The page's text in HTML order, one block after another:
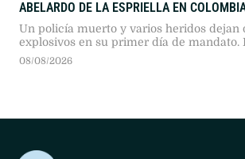
ABELARDO DE LA ESPRIELLA EN
Un policía muerto y varios heridos dejan
explosivos en su primer día de mandato.
presidente prometió mano dura contra el
08/08/2026